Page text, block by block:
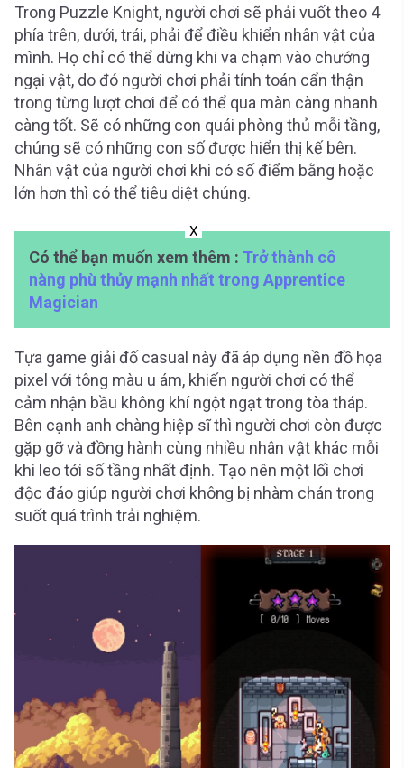
Trong Puzzle Knight, người chơi sẽ phải vuốt theo 4
phía trên, dưới, trái, phải để điều khiển nhân vật của
mình. Họ chỉ có thể dừng khi va chạm vào chướng
ngại vật, do đó người chơi phải tính toán cẩn thận
trong từng lượt chơi để có thể qua màn càng nhanh
càng tốt. Sẽ có những con quái phòng thủ mỗi tầng,
chúng sẽ có những con số được hiển thị kế bên.
Nhân vật của người chơi khi có số điểm bằng hoặc
lớn hơn thì có thể tiêu diệt chúng.
X
Có thể bạn muốn xem thêm : Trở thành cô
nàng phù thủy mạnh nhất trong Apprentice
Magician
Tựa game giải đố casual này đã áp dụng nền đồ họa
pixel với tông màu u ám, khiến người chơi có thể
cảm nhận bầu không khí ngột ngạt trong tòa tháp.
Bên cạnh anh chàng hiệp sĩ thì người chơi còn được
gặp gỡ và đồng hành cùng nhiều nhân vật khác mỗi
khi leo tới số tầng nhất định. Tạo nên một lối chơi
độc đáo giúp người chơi không bị nhàm chán trong
suốt quá trình trải nghiệm.